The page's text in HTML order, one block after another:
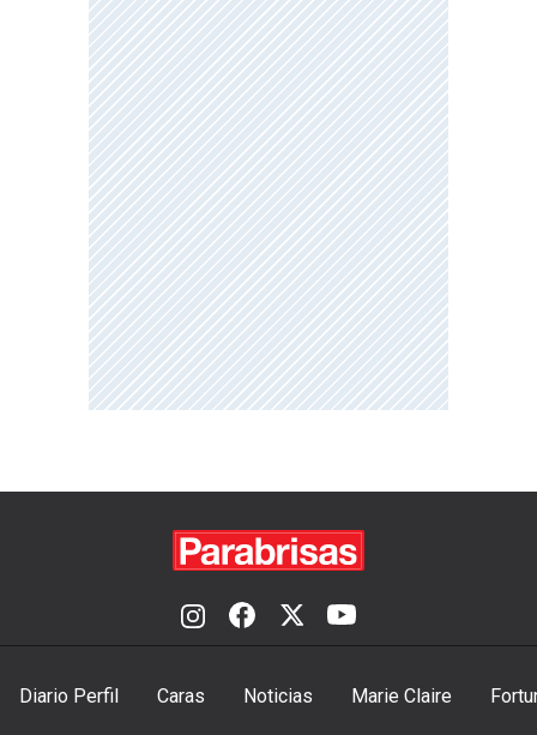
Diario Perfil Caras Noticias Marie Claire